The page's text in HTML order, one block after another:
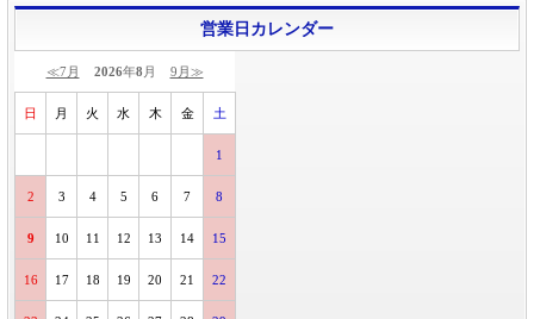
営業日カレンダー
≪7月 2026年8 月 9月≫
日 月 火 水 木 金 土
1
2 3 4 5 6 7 8
9 10 11 12 13 14 15
16 17 18 19 20 21 22